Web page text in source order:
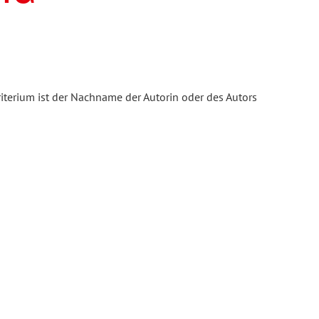
ist der Nachname der Autorin oder des Autors